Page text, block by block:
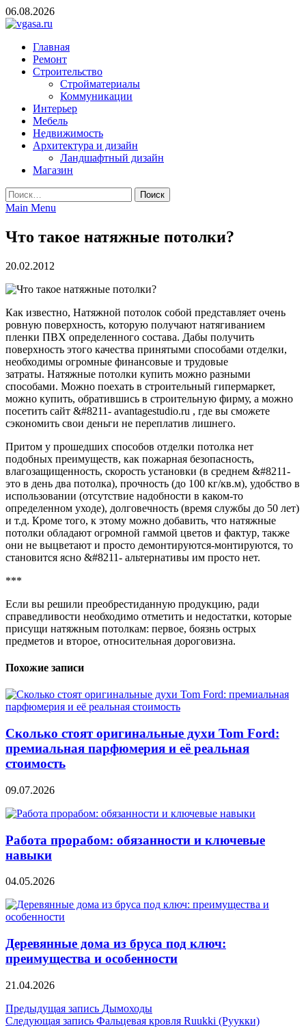
Skip
to
06.08.2026
vgasa.ru
Строительный журнал. Всё о строительстве и ремонтах
Главная
Ремонт
Строительство
Стройматериалы
Коммуникации
Интерьер
Мебель
Недвижимость
Архитектура и дизайн
Ландшафтный дизайн
Магазин
Найти:
Main Menu
Что такое натяжные потолки?
20.02.2012
Как известно, Натяжной потолок собой представляет очень
ровную поверхность, которую получают натягиванием
пленки ПВХ определенного состава. Дабы получить
поверхность этого качества принятыми способами отделки,
необходимы огромные финансовые и трудовые
затраты. Натяжные потолки купить можно разными
способами. Можно поехать в строительный гипермаркет,
можно купить, обратившись в строительную фирму, а можно
посетить сайт &#8211- avantagestudio.ru , где вы сможете
сэкономить свои деньги не переплатив лишнего.
Притом у прошедших способов отделки потолка нет
подобных преимуществ, как пожарная безопасность,
влагозащищенность, скорость установки (в среднем &#8211-
это в день два потолка), прочность (до 100 кг/кв.м), удобство в
использовании (отсутствие надобности в каком-то
определенном уходе), долговечность (время службы до 50 лет)
и т.д. Кроме того, к этому можно добавить, что натяжные
потолки обладают огромной гаммой цветов и фактур, также
они не выцветают и просто демонтируются-монтируются, то
становится ясно &#8211- альтернативы им просто нет.
***
Если вы решили преобрестиданную продукцию, ради
справедливости необходимо отметить и недостатки, которые
присущи натяжным потолкам: первое, боязнь острых
предметов и второе, относительная дороговизна.
Похожие записи
Сколько стоят оригинальные духи Tom Ford:
премиальная парфюмерия и её реальная
стоимость
09.07.2026
Работа прорабом: обязанности и ключевые
навыки
04.05.2026
Деревянные дома из бруса под ключ:
преимущества и особенности
21.04.2026
Навигация
Предыдущая запись Дымоходы
Следующая запись Фальцевая кровля Ruukki (Руукки)